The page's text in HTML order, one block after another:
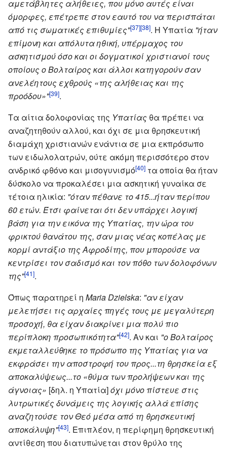
αμετάβλητες αλήθειες, που μόνο αυτές είναι
όμορφες, επέτρεπε στον εαυτό του να περισπάται
από τις σωματικές επιθυμίες"[37][38]. Η Υπατία "ήταν
επίμονη και απόλυτα ηθική, υπέρμαχος του
ασκητισμού όσο και οι δογματικοί χριστιανοί τους
οποίους ο Βολταίρος και άλλοι κατηγορούν σαν
ανελέητους εχθρούς «της αλήθειας και της
προόδου»"[39].
Τα αίτια δολοφονίας της Υπατίας θα πρέπει να
αναζητηθούν αλλού, και όχι σε μια θρησκευτική
διαμάχη χριστιανών ενάντια σε μια εκπρόσωπο
των ειδωλολατρών, ούτε ακόμη περισσότερο στον
ανδρικό φθόνο και μισογυνισμό[40] τα οποία θα ήταν
δύσκολο να προκαλέσει μια ασκητική γυναίκα σε
τέτοια ηλικία: "όταν πέθανε το 415...ήταν περίπου
60 ετών. Έτσι φαίνεται ότι δεν υπάρχει λογική
βάση για την εικόνα της Υπατίας, την ώρα του
φρικτού θανάτου της, σαν μιας νέας κοπέλας με
κορμί αντάξιο της Αφροδίτης, που μπορούσε να
κεντρίσει τον σαδισμό και τον πόθο των δολοφόνων
της"[41].
Όπως παρατηρεί η Maria Dzielska: "αν είχαν
μελετήσει τις αρχαίες πηγές τους με μεγαλύτερη
προσοχή, θα είχαν διακρίνει μια πολύ πιο
περίπλοκη προσωπικότητα"[42]. Αν και "ο Βολταίρος
εκμεταλλεύθηκε το πρόσωπο της Υπατίας για να
εκφράσει την αποστροφή του προς...τη θρησκεία εξ
αποκαλύψεως...το «θύμα των προλήψεων και της
άγνοιας» [δηλ. η Υπατία]όχι μόνο πίστευε στις
λυτρωτικές δυνάμεις της λογικής αλλά επίσης
αναζητούσε τον Θεό μέσα από τη θρησκευτική
αποκάλυψη"[43]. Επιπλέον, η περίφημη θρησκευτική
αντίθεση που διατυπώνεται στον θρύλο της